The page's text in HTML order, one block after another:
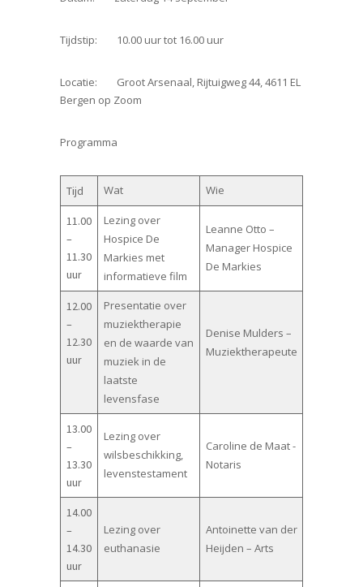
Tijdstip: 10.00 uur tot 16.00 uur
Locatie: Groot Arsenaal, Rijtuigweg 44, 4611 EL
Bergen op Zoom
Programma
Tijd Wat Wie
11.00
–
11.30
uur
Lezing over
Hospice De
Markies met
informatieve film
Leanne Otto –
Manager Hospice
De Markies
12.00
–
12.30
uur
Presentatie over
muziektherapie
en de waarde van
muziek in de
laatste
levensfase
Denise Mulders –
Muziektherapeute
13.00
–
13.30
uur
Lezing over
wilsbeschikking,
levenstestament
Caroline de Maat -
Notaris
14.00
–
14.30
uur
Lezing over
euthanasie
Antoinette van der
Heijden – Arts